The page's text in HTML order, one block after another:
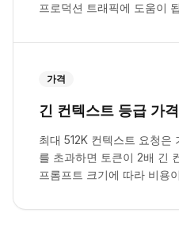
프로덕션 트래픽에 도움이
가격
긴 컨텍스트 등급 가격
최대 512K 컨텍스트 요청은
를 초과하면 토큰이 2배 긴
프롬프트 크기에 따라 비용